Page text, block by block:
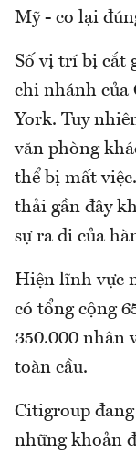
Mỹ - co lại
Số vị trí bị cắt
chi nhánh của
York. Tuy
văn phòng
thể bị mất
thải gần đây
sự ra đi của
Hiện lĩnh vực
có tổng cộng
350.000 nhân
toàn cầu.
Citigroup
những khoản